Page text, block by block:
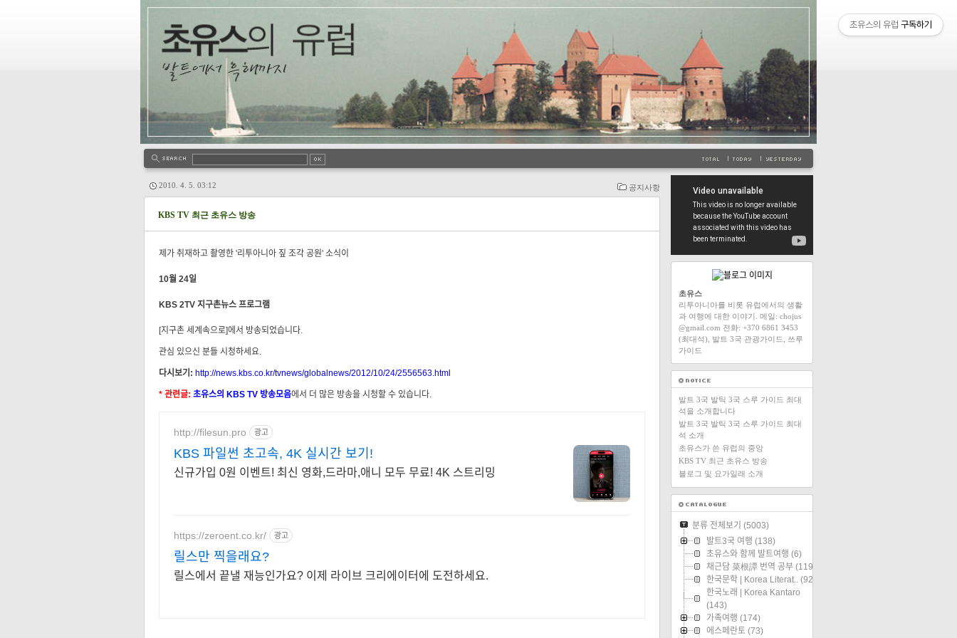
공지사항
2010. 4. 5. 03:12
KBS TV 최근 초유스 방송
제가 취재하고 촬영한 '리투아니아 짚 조각 공원' 소식이
10월 24일
KBS 2TV 지구촌뉴스 프로그램
[지구촌 세계속으로]에서 방송되었습니다.
관심 있으신 분들 시청하세요.
다시보기: http://news.kbs.co.kr/tvnews/globalnews/2012/10/24/2556563.html
* 관련글: 초유스의 KBS TV 방송모음에서 더 많은 방송을 시청할 수 있습니다.
http://filesun.pro 광고
KBS 파일썬 초고속, 4K 실시간 보기!
신규가입 0원 이벤트! 최신 영화,드라마,애니 모두 무료! 4K 스트리밍
https://zeroent.co.kr/ 광고
릴스만 찍을래요?
릴스에서 끝낼 재능인가요? 이제 라이브 크리에이터에 도전하세요.
초유스
리투아니아를 비롯 유럽에서의 생활
과 여행에 대한 이야기. 메일: chojus
@gmail.com 전화: +370 6861 3453
(최대석), 발트 3국 관광가이드, 쓰루
가이드
발트 3국 발틱 3국 스루 가이드 최대
석을 소개합니다
발트 3국 발틱 3국 스루 가이드 최대
석 소개
초유스가 쓴 유럽의 중앙
KBS TV 최근 초유스 방송
블로그 및 요가일래 소개
분류 전체보기 (5003)
발트3국 여행 (138)
초유스와 함께 발트여행 (6)
채근담 菜根譚 번역 공부 (119)
한국문학 | Korea Literat.. (92)
한국노래 | Korea Kantaro
(143)
가족여행 (174)
에스페란토 (73)
초유스의 유럽 구독하기